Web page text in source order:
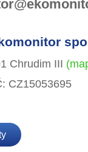
Chrudim III
CZ15053695